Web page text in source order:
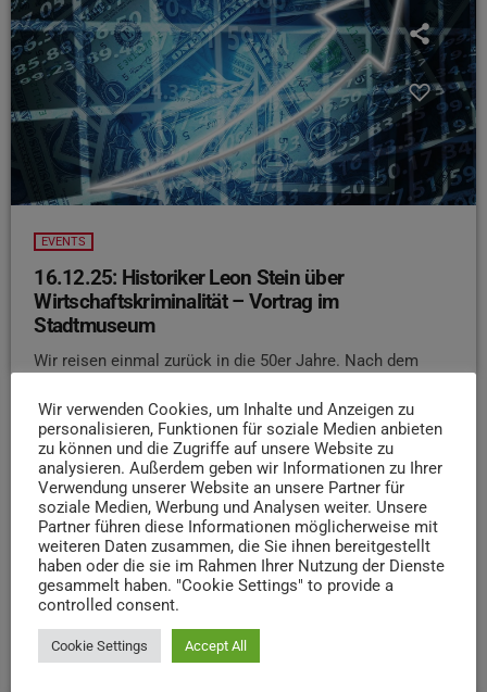
EVENTS
16.12.25: Historiker Leon Stein über
Wirtschaftskriminalität – Vortrag im
Stadtmuseum
Wir reisen einmal zurück in die 50er Jahre. Nach dem
Wiedergutmachungsbehörden ins Leben gerufen worden.
Sie sollen Entschädigungsleistungen zahlen für das
Unrecht, das der Nationalsozialismus angerichtet hat.
Doch nach und nach stoßen deutsche
Strafverfolgungsbehörden auf kriminelle Netzwerke, die
systematisch aus den Entschädigungsleistungen Profit
schlagen... Der Historiker Leon Stein hält heute Abend
einen Vortrag über Wirtschaftskriminalität in der
rheinland-pfälzischen Wiedergutmachungsverwaltung. Der
Vortrag beginnt um 19 Uhr im Stadtmuseum Simeonstift.
Wir verwenden Cookies, um Inhalte und Anzeigen zu
personalisieren, Funktionen für soziale Medien anbieten
zu können und die Zugriffe auf unsere Website zu
analysieren. Außerdem geben wir Informationen zu Ihrer
Verwendung unserer Website an unsere Partner für
soziale Medien, Werbung und Analysen weiter. Unsere
Partner führen diese Informationen möglicherweise mit
weiteren Daten zusammen, die Sie ihnen bereitgestellt
haben oder die sie im Rahmen Ihrer Nutzung der Dienste
gesammelt haben. "Cookie Settings" to provide a
controlled consent.
Cookie Settings Accept All